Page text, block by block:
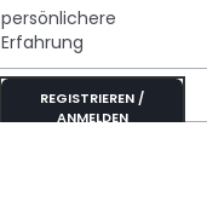
persönlichere
Erfahrung
REGISTRIEREN /
ANMELDEN